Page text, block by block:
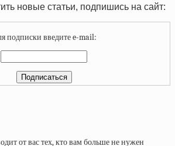
новые статьи, подпишись на сайт:
подписки введите e-mail: